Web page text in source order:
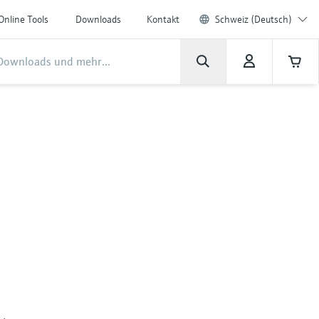
Tools Downloads Kontakt Schweiz (Deutsch)